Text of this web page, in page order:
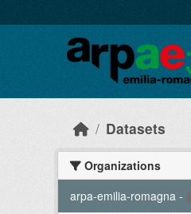
Datasets
Organizations
arpa-emilia-romagna -